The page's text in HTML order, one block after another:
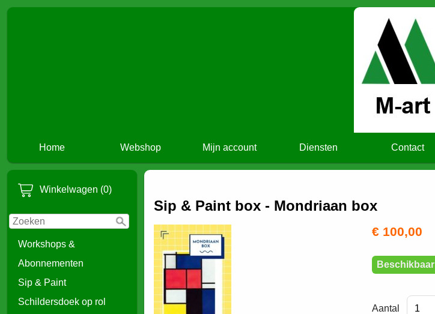
Home Webshop Mijn account Diensten Contact
Winkelwagen (0)
Workshops &
Abonnementen
Sip & Paint
Schildersdoek op rol
Sip & Paint box - Mondriaan box
€ 100,00
Beschikbaar
Aantal